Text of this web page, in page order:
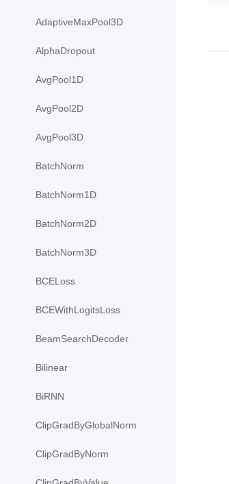
AdaptiveMaxPool3D
AlphaDropout
AvgPool1D
AvgPool2D
AvgPool3D
BatchNorm
BatchNorm1D
BatchNorm2D
BatchNorm3D
BCELoss
BCEWithLogitsLoss
BeamSearchDecoder
Bilinear
BiRNN
ClipGradByGlobalNorm
ClipGradByNorm